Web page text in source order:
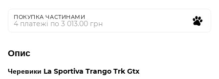
ПОКУПКА ЧАСТИНАМИ
4 платежі по 3 013.00 грн
Опис
Черевики La Sportiva Trango Trk Gtx